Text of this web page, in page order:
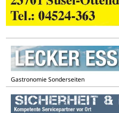
Gastronomie Sonderseiten